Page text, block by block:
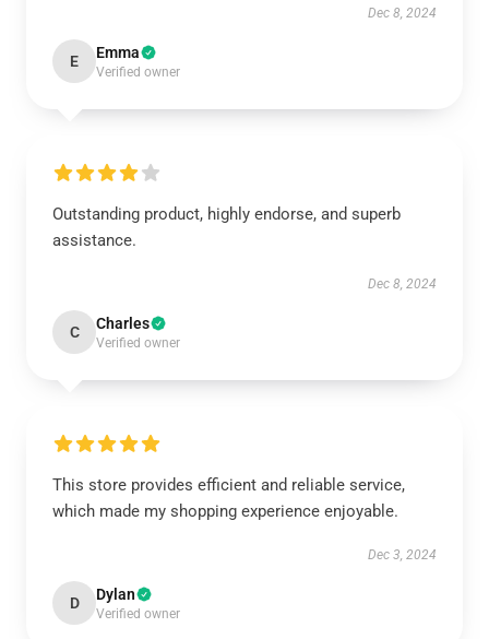
Dec 8, 2024
E Emma
Verified owner
Outstanding product, highly endorse, and superb
assistance.
Dec 8, 2024
C Charles
Verified owner
This store provides efficient and reliable service,
which made my shopping experience enjoyable.
Dec 3, 2024
D Dylan
Verified owner